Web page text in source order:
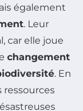
également
. Leur
car elle joue
changement
. En
ressources